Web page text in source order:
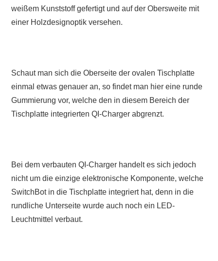
weißem Kunststoff gefertigt und auf der Obersweite mit
einer Holzdesignoptik versehen.
Schaut man sich die Oberseite der ovalen Tischplatte
einmal etwas genauer an, so findet man hier eine runde
Gummierung vor, welche den in diesem Bereich der
Tischplatte integrierten QI-Charger abgrenzt.
Bei dem verbauten QI-Charger handelt es sich jedoch
nicht um die einzige elektronische Komponente, welche
SwitchBot in die Tischplatte integriert hat, denn in die
rundliche Unterseite wurde auch noch ein LED-
Leuchtmittel verbaut.